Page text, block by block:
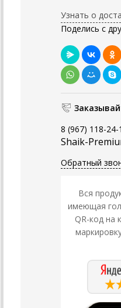
Узнать о
Поделись с
8 (967) 118-24-
Shaik-
Обратный
Вся
имеющая
QR-код на